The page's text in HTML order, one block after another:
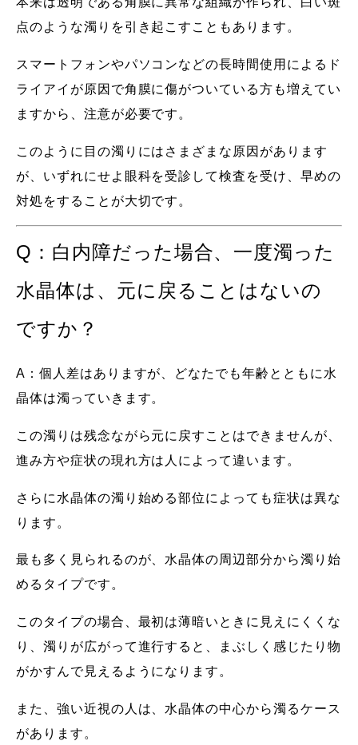
点のような濁りを引き起こすこともあります。
スマートフォンやパソコンなどの長時間使用によるド
ライアイが原因で角膜に傷がついている方も増えてい
ますから、注意が必要です。
このように目の濁りにはさまざまな原因があります
が、いずれにせよ眼科を受診して検査を受け、早めの
対処をすることが大切です。
Q：白内障だった場合、一度濁った
水晶体は、元に戻ることはないの
ですか？
A：個人差はありますが、どなたでも年齢とともに水
晶体は濁っていきます。
この濁りは残念ながら元に戻すことはできませんが、
進み方や症状の現れ方は人によって違います。
さらに水晶体の濁り始める部位によっても症状は異な
ります。
最も多く見られるのが、水晶体の周辺部分から濁り始
めるタイプです。
このタイプの場合、最初は薄暗いときに見えにくくな
り、濁りが広がって進行すると、まぶしく感じたり物
がかすんで見えるようになります。
また、強い近視の人は、水晶体の中心から濁るケース
があります。